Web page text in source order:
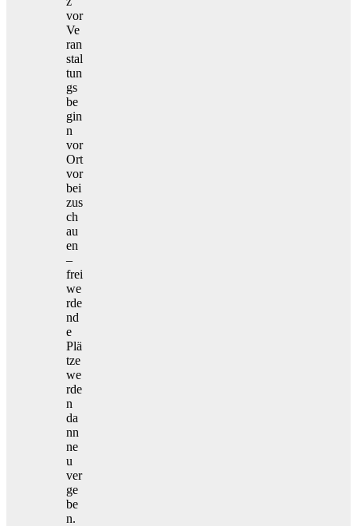
vor
Ve
ran
stal
tun
gs
be
gin
n
vor
Ort
vor
bei
zus
ch
au
en
–
frei
we
rde
nd
e
Plä
tze
we
rde
n
da
nn
ne
u
ver
ge
be
n.